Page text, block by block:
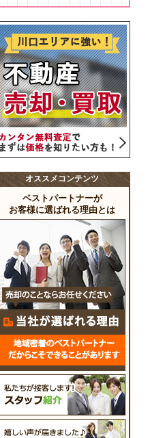
オススメコンテンツ
ベストパートナーが
お客様に選ばれる理由とは